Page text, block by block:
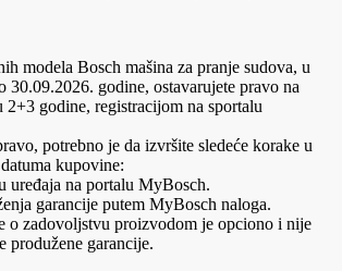
modela Bosch mašina za pranje sudova, u
30.09.2026. godine, ostavarujete pravo na
2+3 godine, registracijom na sportalu
potrebno je da izvršite sledeće korake u
kupovine:
uređaja na portalu MyBosch.
garancije putem MyBosch naloga.
o zadovoljstvu proizvodom je opciono i nije
produžene garancije.